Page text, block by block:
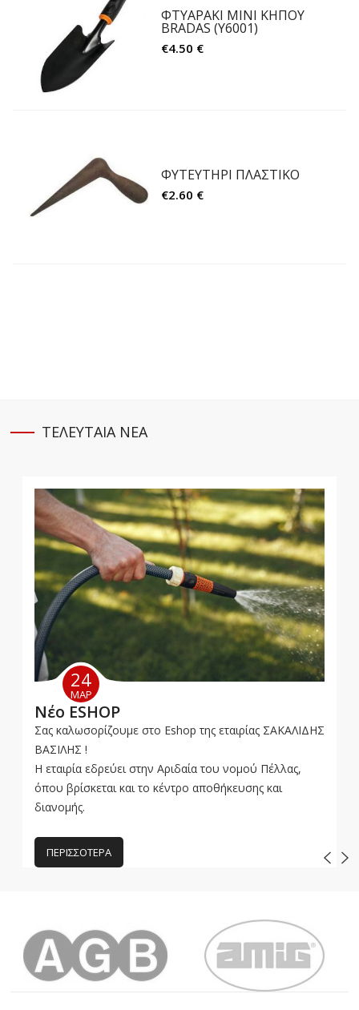
ΦΤΥΑΡΑΚΙ ΜΙΝΙ ΚΗΠΟΥ
BRADAS (Υ6001)
€4.50 €
ΦΥΤΕΥΤΗΡΙ ΠΛΑΣΤΙΚΟ
€2.60 €
ΤΕΛΕΥΤΑΙΑ NEA
24
ΜΑΡ
Νέο ESHOP
Σας καλωσορίζουμε στο Eshop της εταιρίας ΣΑΚΑΛΙΔΗΣ
ΒΑΣΙΛΗΣ !
Η εταιρία εδρεύει στην Αριδαία του νομού Πέλλας,
όπου βρίσκεται και το κέντρο αποθήκευσης και
διανομής.
ΠΕΡΙΣΣΌΤΕΡΑ